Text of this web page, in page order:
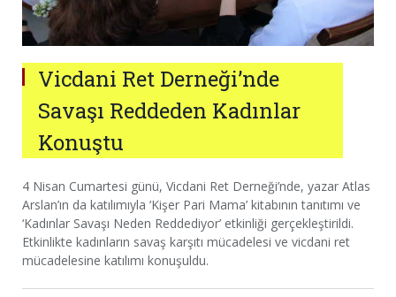
Vicdani Ret Derneği’nde
Savaşı Reddeden Kadınlar
Konuştu
4 Nisan Cumartesi günü, Vicdani Ret Derneği’nde, yazar Atlas
Arslan’ın da katılımıyla ‘Kişer Pari Mama’ kitabının tanıtımı ve
‘Kadınlar Savaşı Neden Reddediyor’ etkinliği gerçekleştirildi.
Etkinlikte kadınların savaş karşıtı mücadelesi ve vicdani ret
mücadelesine katılımı konuşuldu.